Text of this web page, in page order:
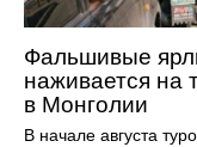
Фальшивые
наживается на
в Монголии
В начале августа